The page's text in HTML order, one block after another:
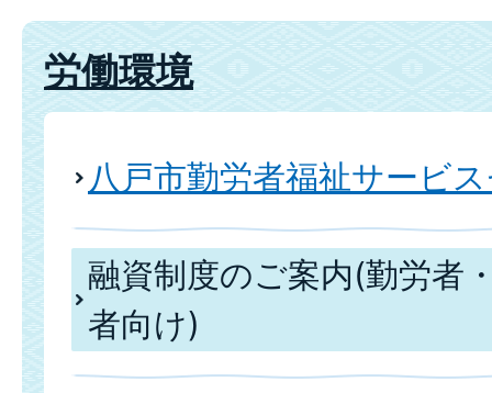
労働環境
八戸市勤労者福祉サービ
融資制度のご案内(勤労者
者向け)